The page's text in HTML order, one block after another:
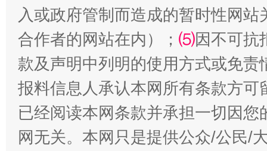
受贿1.44亿！段成刚被判无期 从幼
入或政府管制而造成的暂时性网
合作者的网站在内）； ⑸因不可抗
款及声明中列明的使用方式或免责
报料信息人承认本网所有条款方
已经阅读本网条款并承担一切因
网无关。本网只是提供公众/公民/